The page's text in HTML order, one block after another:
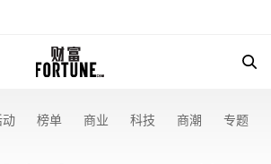
动 榜单 商业 科技 商潮 专题